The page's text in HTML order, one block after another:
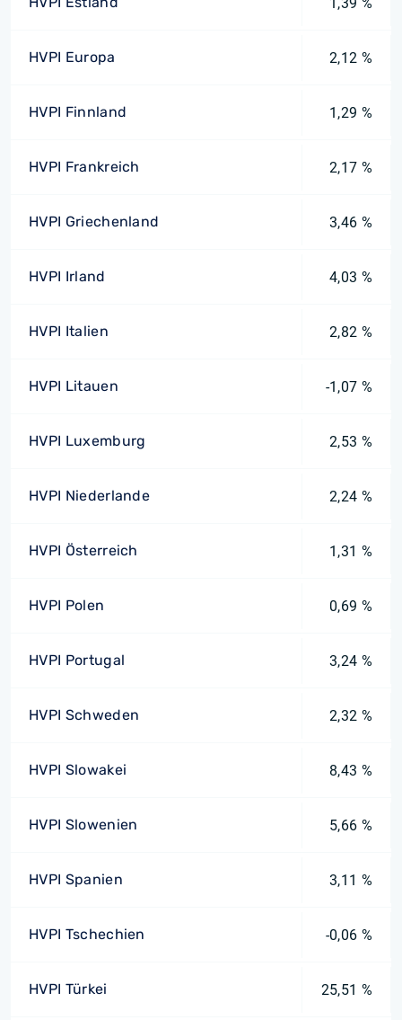
HVPI Europa 2,12 %
HVPI Finnland 1,29 %
HVPI Frankreich 2,17 %
HVPI Griechenland 3,46 %
HVPI Irland 4,03 %
HVPI Italien 2,82 %
HVPI Litauen -1,07 %
HVPI Luxemburg 2,53 %
HVPI Niederlande 2,24 %
HVPI Österreich 1,31 %
HVPI Polen 0,69 %
HVPI Portugal 3,24 %
HVPI Schweden 2,32 %
HVPI Slowakei 8,43 %
HVPI Slowenien 5,66 %
HVPI Spanien 3,11 %
HVPI Tschechien -0,06 %
HVPI Türkei 25,51 %